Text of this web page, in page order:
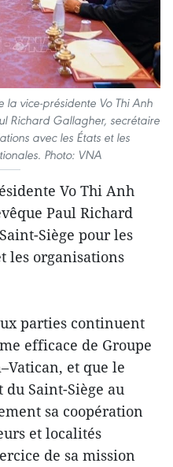
vice-présidente Vo Thi Anh
Richard Gallagher, secrétaire
avec les États et les
Photo: VNA
Vo Thi Anh
Paul Richard
Siège pour les
les organisations
parties continuent
efficace de Groupe
et que le
Saint-Siège au
sa coopération
et localités
de sa mission